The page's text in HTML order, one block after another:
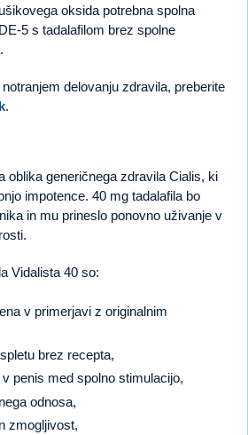
oksida potrebna spolna
5 s tadalafilom brez spolne
delovanju zdravila, preberite
.
oblika generičnega zdravila Cialis, ki
impotence. 40 mg tadalafila bo
in mu prineslo ponovno uživanje v
Vidalista 40 so:
v primerjavi z originalnim
brez recepta,
penis med spolno stimulacijo,
odnosa,
zmogljivost,